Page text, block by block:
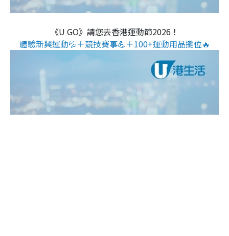
《U GO》請您去香港運動節2026！
體驗新興運動💦＋競技賽事💪＋100+運動用品攤位🔥